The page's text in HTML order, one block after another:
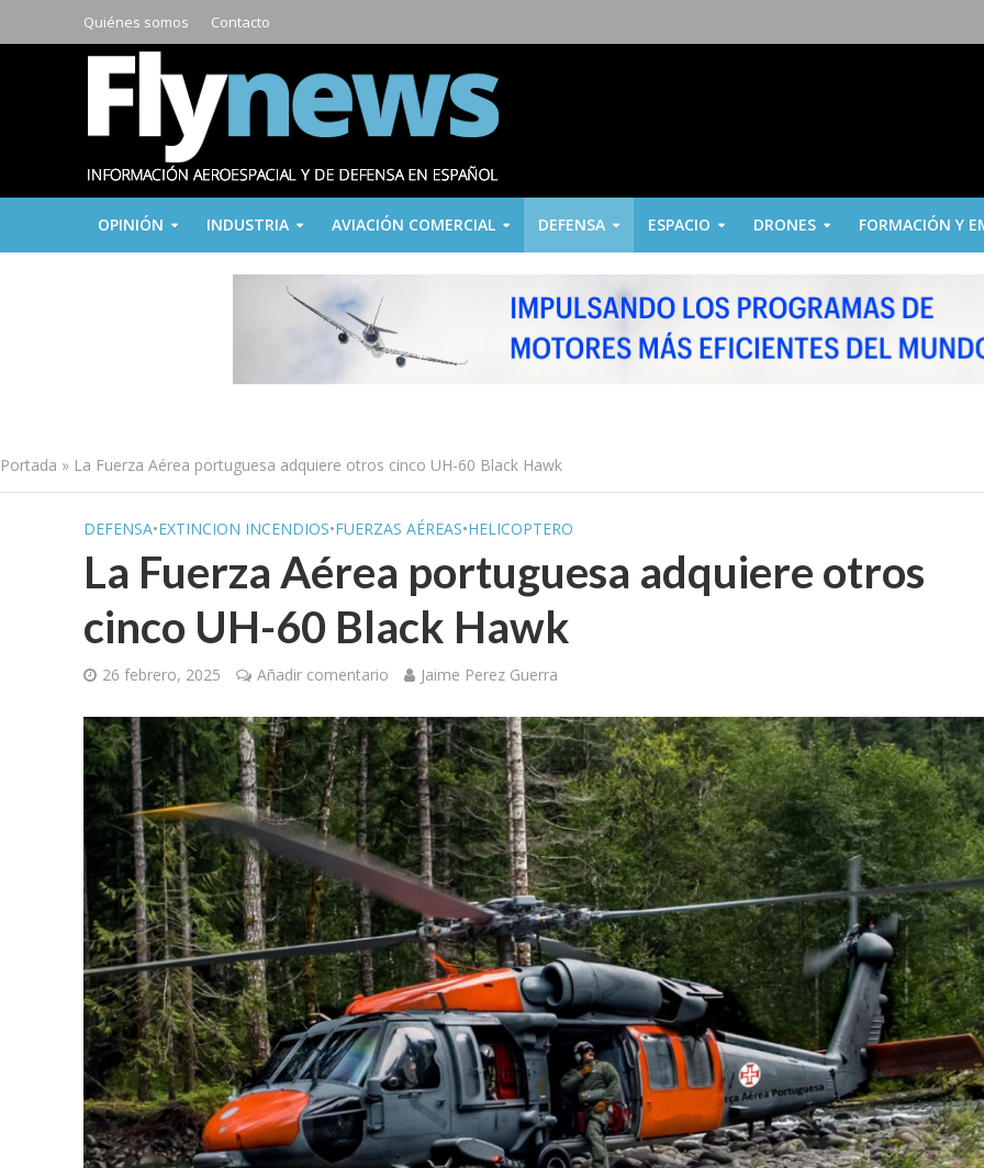
Quiénes somos Contacto
OPINIÓN INDUSTRIA AVIACIÓN COMERCIAL DEFENSA ESPACIO DRONES FORMACIÓN Y
Portada » La Fuerza Aérea portuguesa adquiere otros cinco UH-60 Black Hawk
DEFENSA•EXTINCION INCENDIOS•FUERZAS AÉREAS•HELICOPTERO
La Fuerza Aérea portuguesa adquiere otros
cinco UH-60 Black Hawk
26 febrero, 2025 Añadir comentario Jaime Perez Guerra